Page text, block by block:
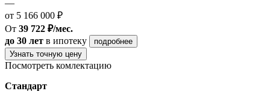
—
от 5 166 000 ₽
От 39 722 ₽/мес.
до 30 лет в ипотеку
подробнее
Узнать точную цену
Посмотреть комлектацию
Стандарт